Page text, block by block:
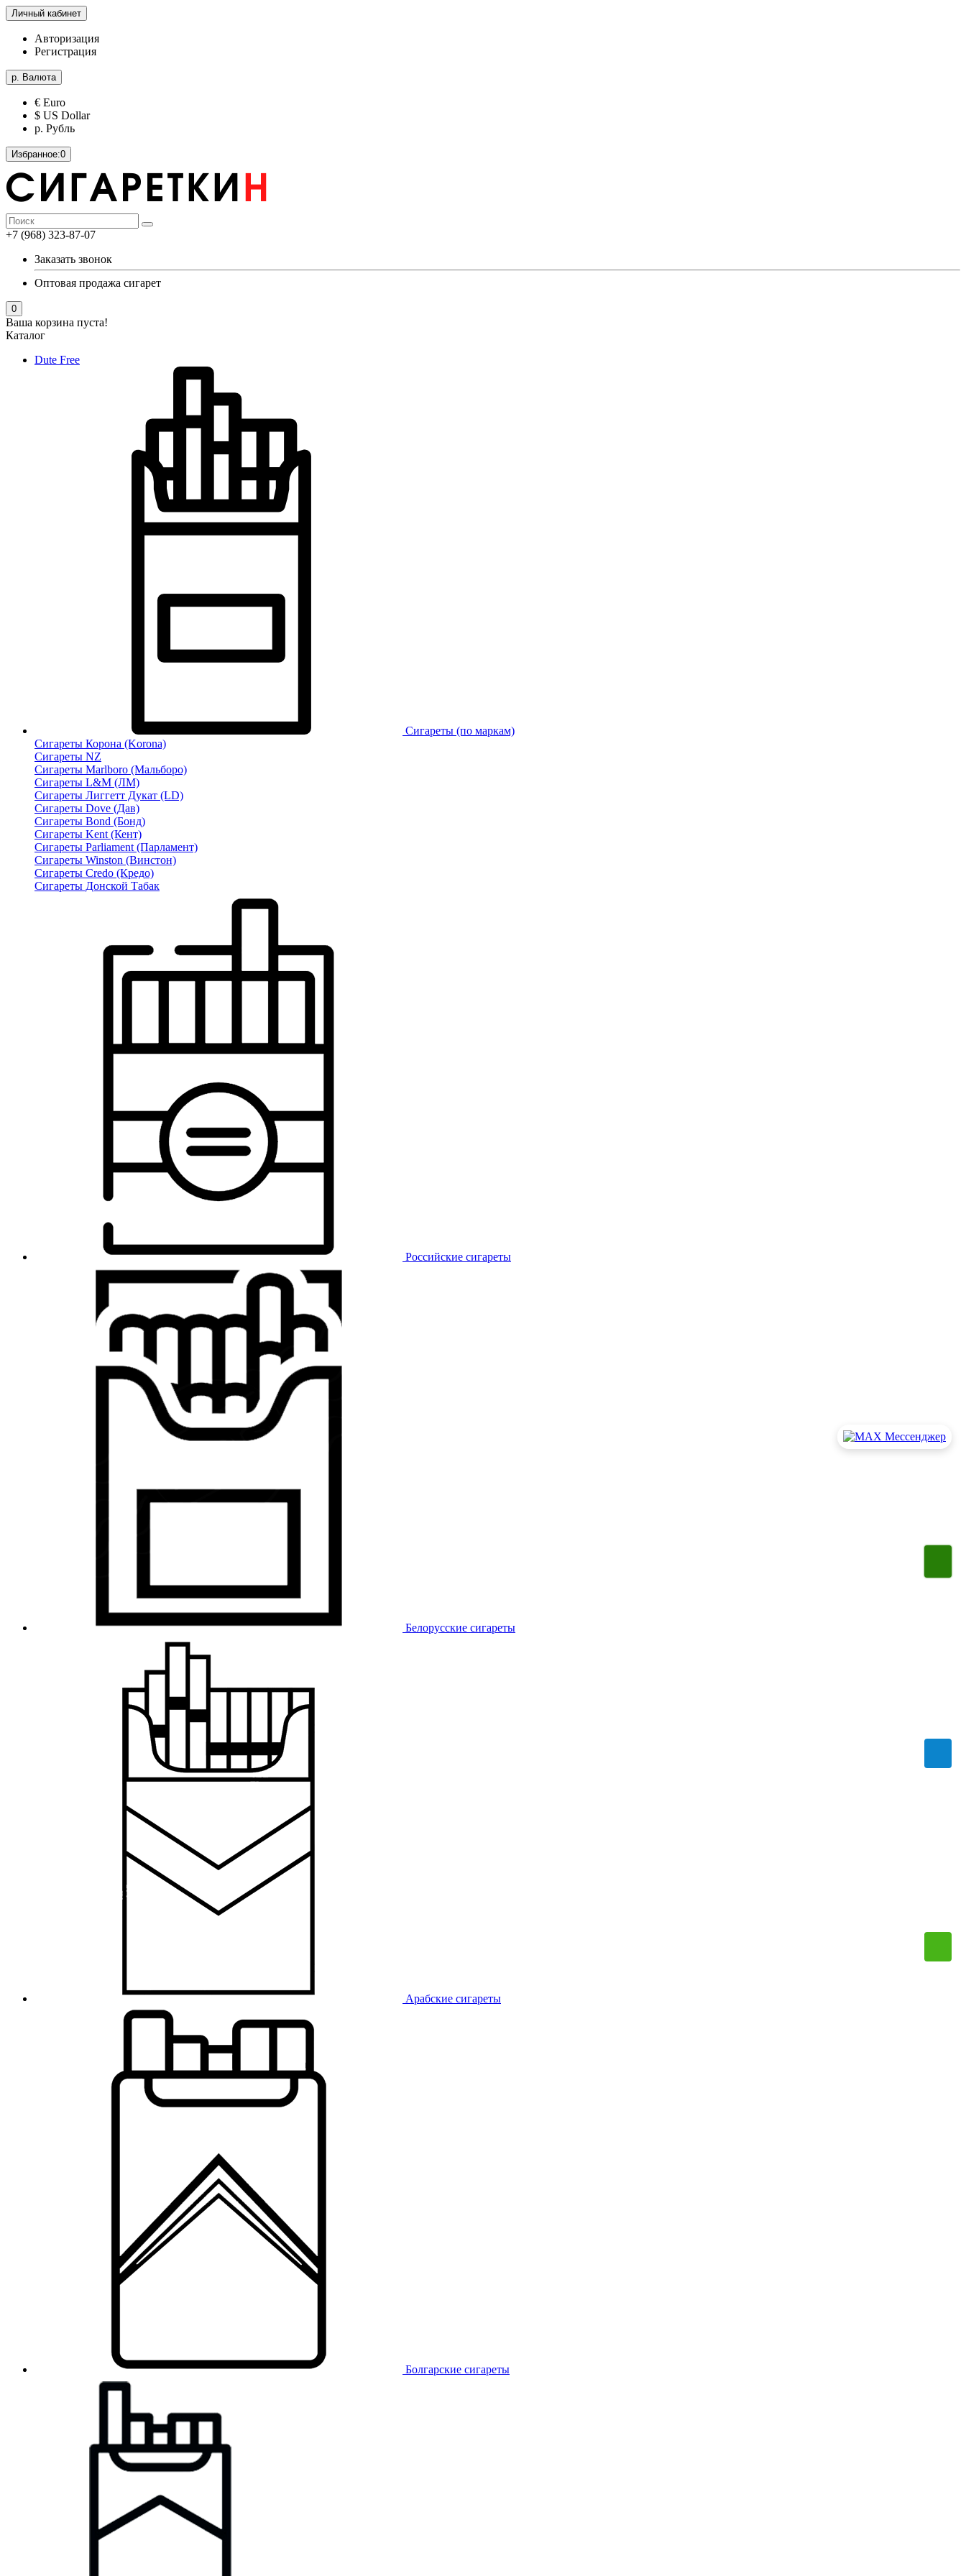
Личный кабинет
Авторизация
Регистрация
р. Валюта
€ Euro
$ US Dollar
р. Рубль
Избранное:0
+7 (968) 323-87-07
Заказать звонок
Оптовая продажа сигарет
0
Ваша корзина пуста!
Каталог
Dute Free
Сигареты (по маркам)
Сигареты Корона (Korona)
Сигареты NZ
Сигареты Marlboro (Мальборо)
Сигареты L&M (ЛМ)
Сигареты Лиггетт Дукат (LD)
Сигареты Dove (Дав)
Сигареты Bond (Бонд)
Сигареты Kent (Кент)
Сигареты Parliament (Парламент)
Сигареты Winston (Винстон)
Сигареты Credo (Кредо)
Сигареты Донской Табак
Российские сигареты
Белорусские сигареты
Арабские сигареты
Болгарские сигареты